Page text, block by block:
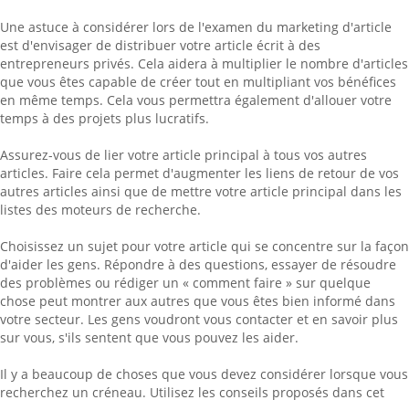
Une astuce à considérer lors de l'examen du marketing d'article
est d'envisager de distribuer votre article écrit à des
entrepreneurs privés. Cela aidera à multiplier le nombre d'articles
que vous êtes capable de créer tout en multipliant vos bénéfices
en même temps. Cela vous permettra également d'allouer votre
temps à des projets plus lucratifs.
Assurez-vous de lier votre article principal à tous vos autres
articles. Faire cela permet d'augmenter les liens de retour de vos
autres articles ainsi que de mettre votre article principal dans les
listes des moteurs de recherche.
Choisissez un sujet pour votre article qui se concentre sur la façon
d'aider les gens. Répondre à des questions, essayer de résoudre
des problèmes ou rédiger un « comment faire » sur quelque
chose peut montrer aux autres que vous êtes bien informé dans
votre secteur. Les gens voudront vous contacter et en savoir plus
sur vous, s'ils sentent que vous pouvez les aider.
Il y a beaucoup de choses que vous devez considérer lorsque vous
recherchez un créneau. Utilisez les conseils proposés dans cet